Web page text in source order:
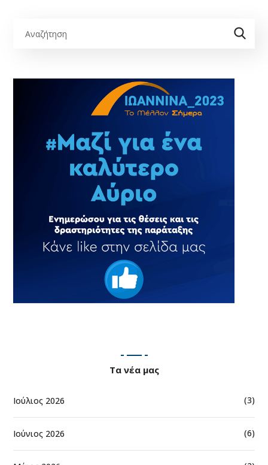
Τα νέα μας
Ιούλιος 2026 (3)
Ιούνιος 2026 (6)